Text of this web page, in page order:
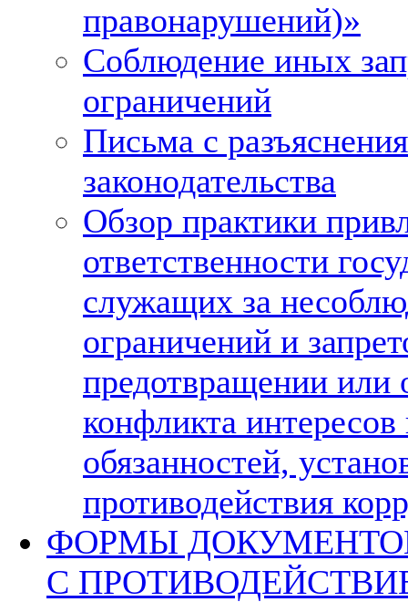
правонарушений)»
Соблюдение иных
ограничений
Письма с
законодательства
Обзор практики
ответственности
служащих за
ограничений и
предотвращении или
конфликта
обязанностей,
противодействия
ФОРМЫ
С